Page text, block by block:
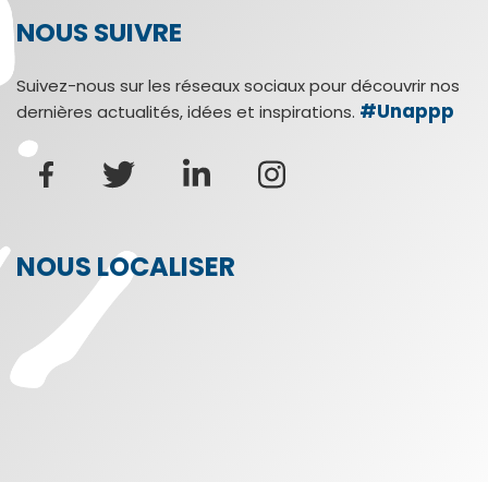
NOUS SUIVRE
Suivez-nous sur les réseaux sociaux pour découvrir nos
dernières actualités, idées et inspirations. #Unappp
NOUS LOCALISER